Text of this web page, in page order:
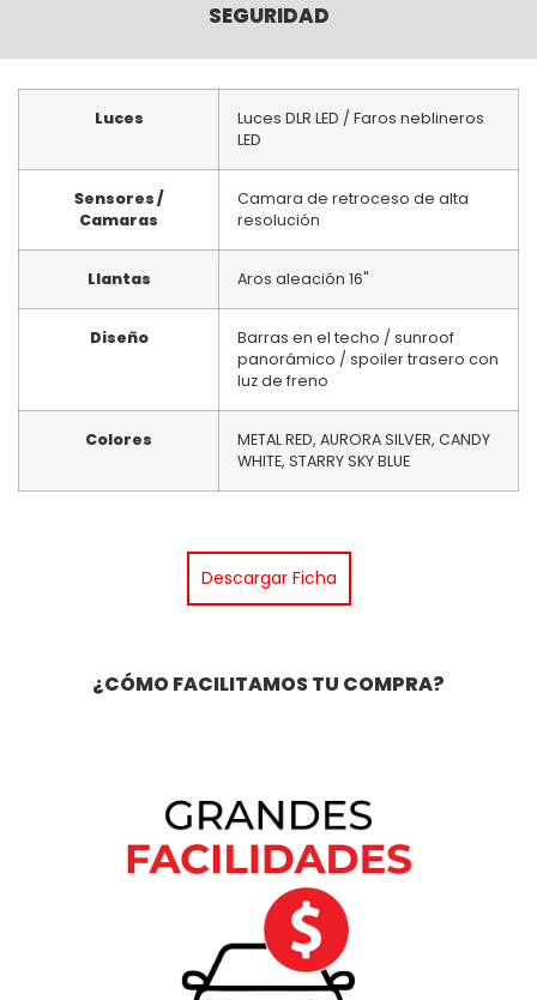
SEGURIDAD
Luces
Luces DLR LED / Faros neblineros
LED
Sensores /
Camaras
Camara de retroceso de alta
resolución
Llantas Aros aleación 16"
Diseño
Barras en el techo / sunroof
panorámico / spoiler trasero con
luz de freno
Colores
METAL RED, AURORA SILVER, CANDY
WHITE, STARRY SKY BLUE
Descargar Ficha
¿CÓMO FACILITAMOS TU COMPRA?